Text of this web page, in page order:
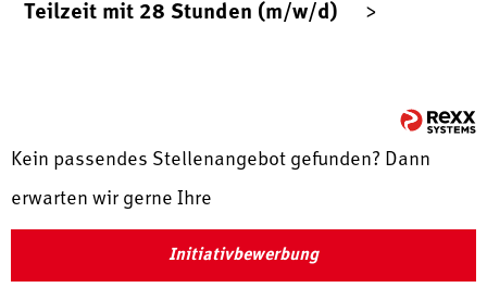
Teilzeit mit 28 Stunden (m/w/d)
Kein passendes Stellenangebot gefunden? Dann
erwarten wir gerne Ihre
Initiativbewerbung